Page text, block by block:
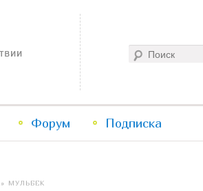
Форум Подписка
» МУЛЬБЕК